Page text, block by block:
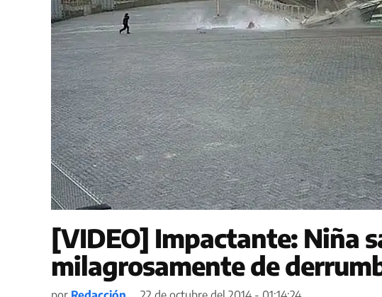
[VIDEO] Impactante: Niña
milagrosamente de